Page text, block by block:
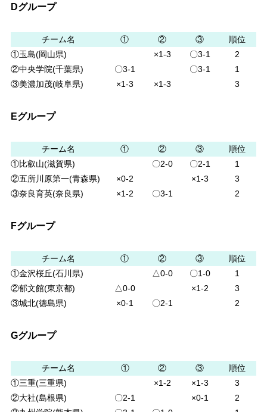
Dグループ
チーム名 ① ② ③
順位
①玉島(岡山県)
×1-3 〇3-1
2
②中央学院(千葉県)
〇3-1 〇3-1
1
③美濃加茂(岐阜県)
×1-3 ×1-3 3
Eグループ
チーム名 ① ② ③
順位
①比叡山(滋賀県)
〇2-0 〇2-1
1
②五所川原第一(青森県)
×0-2 ×1-3
3
③奈良育英(奈良県)
×1-2 〇3-1 2
Fグループ
チーム名 ① ② ③
順位
①金沢桜丘(石川県)
△0-0 〇1-0
1
②郁文館(東京都)
△0-0 ×1-2
3
③城北(徳島県)
×0-1 〇2-1 2
Gグループ
チーム名 ① ② ③
順位
①三重(三重県)
×1-2 ×1-3
3
②大社(島根県)
〇2-1 ×0-1
2